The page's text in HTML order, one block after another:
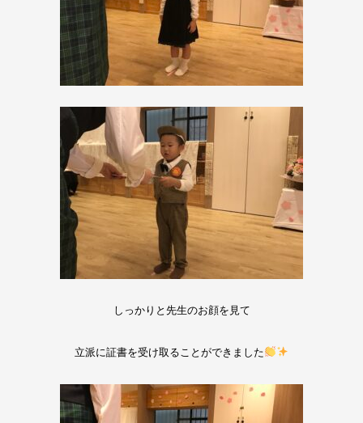
しっかりと先生のお顔を見て
立派に証書を受け取ることができました